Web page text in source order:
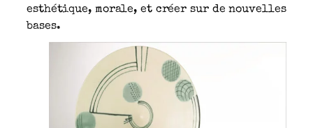
esthétique, morale, et créer sur de nouvelles
bases.